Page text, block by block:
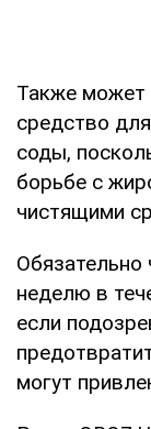
Также может
средство
соды,
борьбе с
чистящими
Обязательно
неделю в
если
могут